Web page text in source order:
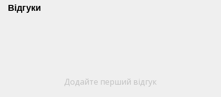
Відгуки
Додайте перший відгук